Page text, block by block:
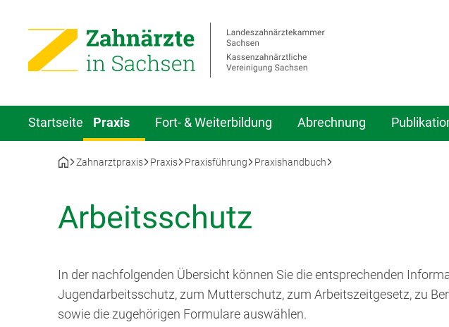
Startseite Praxis Fort- & Weiterbildung Abrechnung
Zahnarztpraxis Praxis Praxisführung Praxishandbuch
Arbeitsschutz
In der nachfolgenden Übersicht können Sie die entsprechenden
Jugendarbeitsschutz, zum Mutterschutz, zum Arbeitszeitgesetz, zu
sowie die zugehörigen Formulare auswählen.